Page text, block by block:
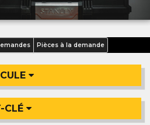
Pièces à la demande
CLÉ